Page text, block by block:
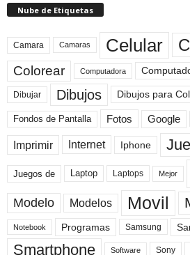
Nube de Etiquetas
Camara Camaras Celular
Colorear Computadora
Dibujar Dibujos Dibujos para
Fondos de Pantalla Fotos Google
Imprimir Internet Iphone
Juegos de Laptop Laptops Mejor
Modelo Modelos Movil
Notebook Programas Samsung
Smartphone Software Sony